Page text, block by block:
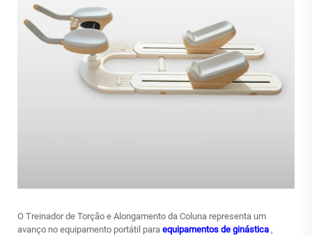
O Treinador de Torção e Alongamento da Coluna representa um
avanço no equipamento portátil para equipamentos de ginástica ,